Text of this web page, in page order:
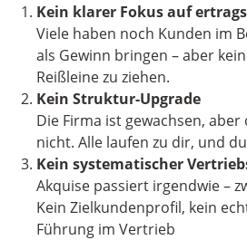
Kein klarer Fokus auf
Viele haben noch Kunden im
als Gewinn bringen – aber
Reißleine zu ziehen.
Kein Struktur-Upgrade
Die Firma ist gewachsen,
nicht. Alle laufen zu dir, und
Kein systematischer
Akquise passiert irgendwie –
Kein Zielkundenprofil, kein
Führung im Vertrieb